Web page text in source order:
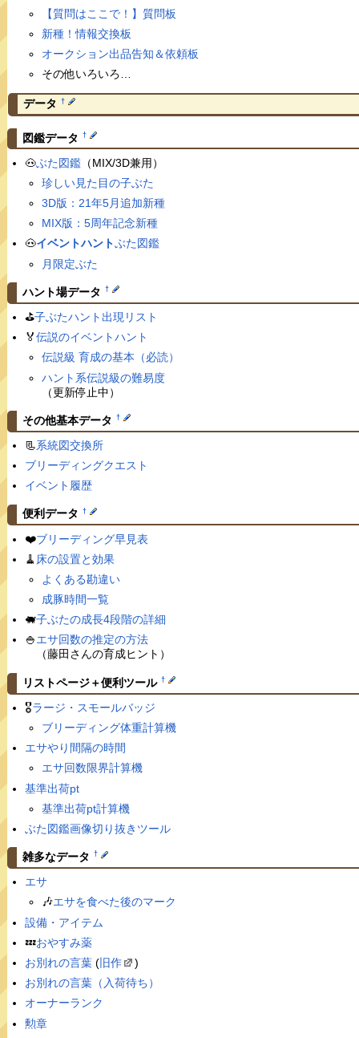
【質問はここで！】質問板
新種！情報交換板
オークション出品告知＆依頼板
その他いろいろ…
データ †
図鑑データ †
🐽ぶた図鑑（MIX/3D兼用）
珍しい見た目の子ぶた
3D版：21年5月追加新種
MIX版：5周年記念新種
🐽イベントハントぶた図鑑
月限定ぶた
ハント場データ †
⛳️子ぶたハント出現リスト
🏅伝説のイベントハント
伝説級 育成の基本（必読）
ハント系伝説級の難易度
（更新停止中）
その他基本データ †
📃系統図交換所
ブリーディングクエスト
イベント履歴
便利データ †
❤️ブリーディング早見表
🧹 床の設置と効果
よくある勘違い
成豚時間一覧
🐖子ぶたの成長4段階の詳細
🍚エサ回数の推定の方法
（藤田さんの育成ヒント）
リストページ＋便利ツール †
🎖ラージ・スモールバッジ
ブリーディング体重計算機
エサやり間隔の時間
エサ回数限界計算機
基準出荷pt
基準出荷pt計算機
ぶた図鑑画像切り抜きツール
雑多なデータ †
エサ
🎶エサを食べた後のマーク
設備・アイテム
💤おやすみ薬
お別れの言葉(旧作
)
お別れの言葉（入荷待ち）
オーナーランク
勲章